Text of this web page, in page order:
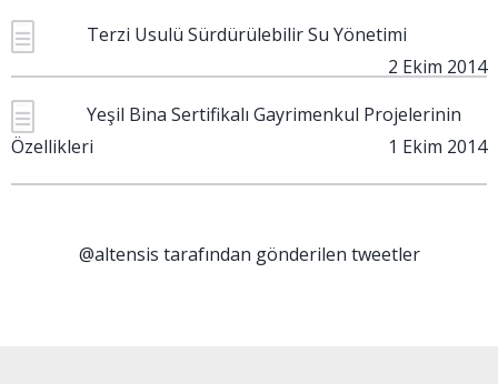
Terzi Usulü Sürdürülebilir Su Yönetimi
2 Ekim 2014
Yeşil Bina Sertifikalı Gayrimenkul Projelerinin
Özellikleri
1 Ekim 2014
@altensis tarafından gönderilen tweetler